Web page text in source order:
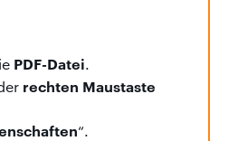
PDF-Datei.
rechten Maustaste
“.